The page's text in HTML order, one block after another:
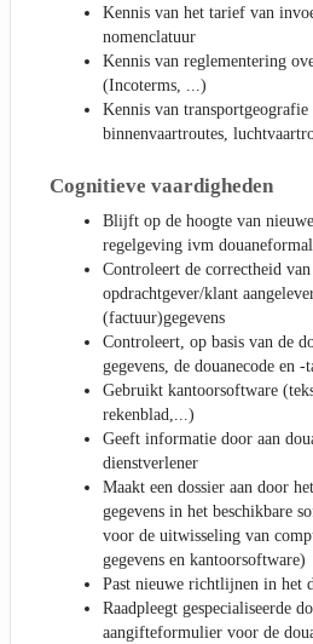
Kennis van het tarief van
nomenclatuur
Kennis van reglementering
(Incoterms, ...)
Kennis van transportgeografie
binnenvaartroutes,
Cognitieve vaardigheden
Blijft op de hoogte van
regelgeving ivm
Controleert de correctheid
opdrachtgever/klant
(factuur)gegevens
Controleert, op basis van de
gegevens, de douanecode en -
Gebruikt kantoorsoftware
rekenblad,...)
Geeft informatie door aan
dienstverlener
Maakt een dossier aan door
gegevens in het beschikbare
voor de uitwisseling van
gegevens en kantoorsoftware)
Past nieuwe richtlijnen in het
Raadpleegt gespecialiseerde
aangifteformulier voor de